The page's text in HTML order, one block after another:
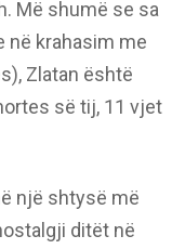
Më shumë se sa
në krahasim me
Zlatan është
së tij, 11 vjet
një shtysë më
ditët në